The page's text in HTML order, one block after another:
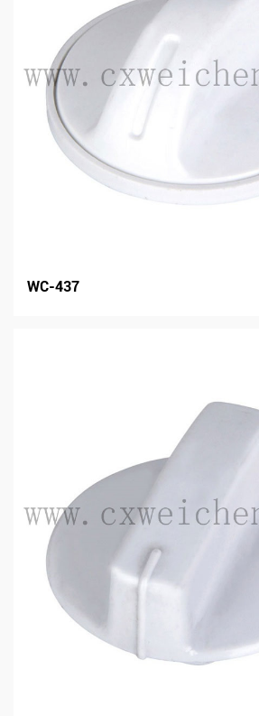
WC-437